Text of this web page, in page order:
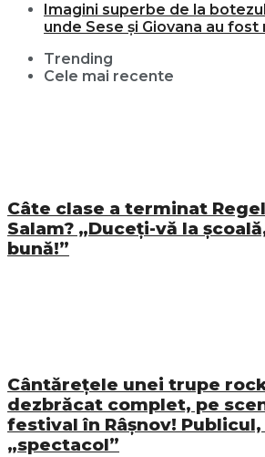
Imagini superbe de la
unde Sese și Giovana au fost
Trending
Cele mai recente
Câte clase a terminat
Salam? „Duceți-vă la
bună!”
Cântărețele unei trupe
dezbrăcat complet, pe
festival în Râșnov!
„spectacol”